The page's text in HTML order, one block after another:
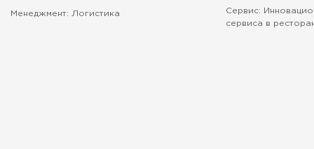
Менеджмент: Логистика
Сервис:
сервиса в